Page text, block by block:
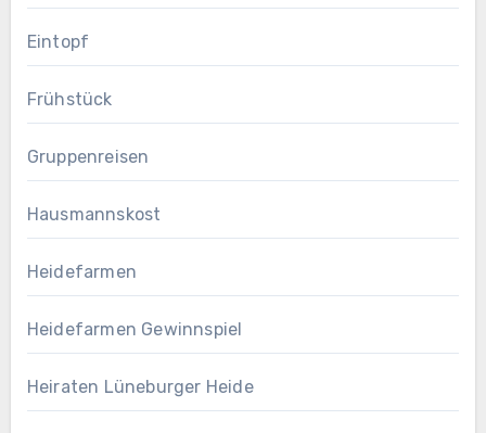
Eintopf
Frühstück
Gruppenreisen
Hausmannskost
Heidefarmen
Heidefarmen Gewinnspiel
Heiraten Lüneburger Heide